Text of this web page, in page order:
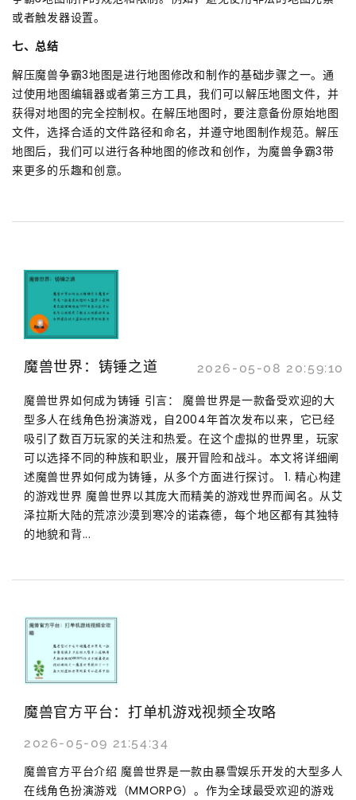
或者触发器设置。
七、总结
解压魔兽争霸3地图是进行地图修改和制作的基础步骤之一。通
过使用地图编辑器或者第三方工具，我们可以解压地图文件，并
获得对地图的完全控制权。在解压地图时，要注意备份原始地图
文件，选择合适的文件路径和命名，并遵守地图制作规范。解压
地图后，我们可以进行各种地图的修改和创作，为魔兽争霸3带
来更多的乐趣和创意。
魔兽世界：铸锤之道 2026-05-08 20:59:10
魔兽世界如何成为铸锤 引言： 魔兽世界是一款备受欢迎的大
型多人在线角色扮演游戏，自2004年首次发布以来，它已经
吸引了数百万玩家的关注和热爱。在这个虚拟的世界里，玩家
可以选择不同的种族和职业，展开冒险和战斗。本文将详细阐
述魔兽世界如何成为铸锤，从多个方面进行探讨。 1. 精心构建
的游戏世界 魔兽世界以其庞大而精美的游戏世界而闻名。从艾
泽拉斯大陆的荒凉沙漠到寒冷的诺森德，每个地区都有其独特
的地貌和背...
魔兽官方平台：打单机游戏视频全攻略
2026-05-09 21:54:34
魔兽官方平台介绍 魔兽世界是一款由暴雪娱乐开发的大型多人
在线角色扮演游戏（MMORPG）。作为全球最受欢迎的游戏